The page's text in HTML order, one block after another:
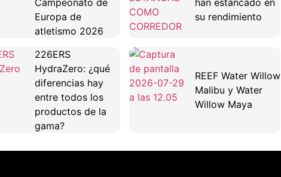
Europa de
atletismo 2026
su rendimiento
226ERS
HydraZero: ¿qué
diferencias hay
entre todos los
productos de la
gama?
REEF Water Willow
Malibu y Water
Willow Maya